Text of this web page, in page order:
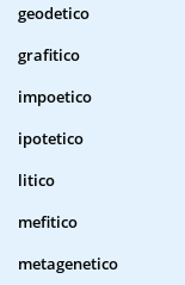
geodetico
grafitico
impoetico
ipotetico
litico
mefitico
metagenetico